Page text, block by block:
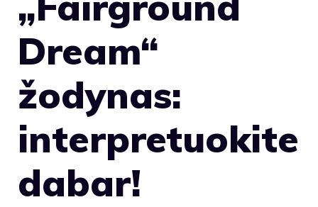
Dream“
žodynas:
interpretuokite
dabar!